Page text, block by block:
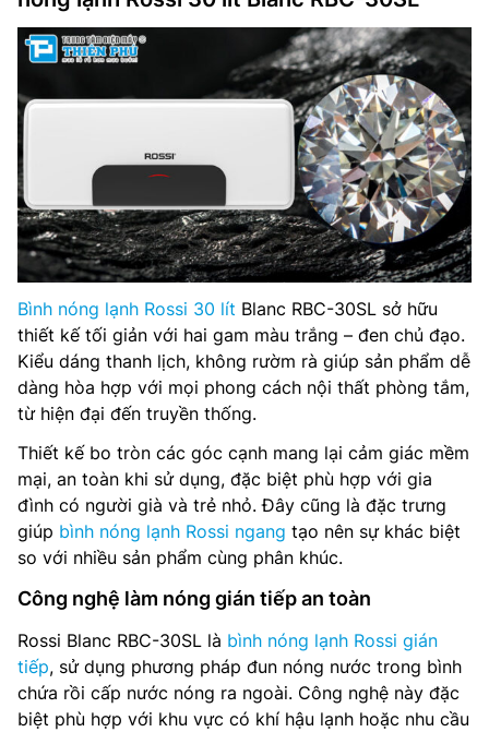
Bình nóng lạnh Rossi 30 lít Blanc RBC-30SL sở hữu
thiết kế tối giản với hai gam màu trắng – đen chủ đạo.
Kiểu dáng thanh lịch, không rườm rà giúp sản phẩm dễ
dàng hòa hợp với mọi phong cách nội thất phòng tắm,
từ hiện đại đến truyền thống.
Thiết kế bo tròn các góc cạnh mang lại cảm giác mềm
mại, an toàn khi sử dụng, đặc biệt phù hợp với gia
đình có người già và trẻ nhỏ. Đây cũng là đặc trưng
giúp bình nóng lạnh Rossi ngang tạo nên sự khác biệt
so với nhiều sản phẩm cùng phân khúc.
Công nghệ làm nóng gián tiếp an toàn
Rossi Blanc RBC-30SL là bình nóng lạnh Rossi gián
tiếp, sử dụng phương pháp đun nóng nước trong bình
chứa rồi cấp nước nóng ra ngoài. Công nghệ này đặc
biệt phù hợp với khu vực có khí hậu lạnh hoặc nhu cầu